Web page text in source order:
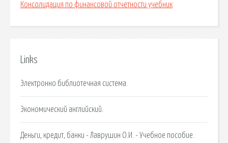
Консолидация по финансовой отчетности учебник
Links
Электронно библиотечная система.
Экономический английский.
Деньги, кредит, банки - Лаврушин О.И. - Учебное пособие.